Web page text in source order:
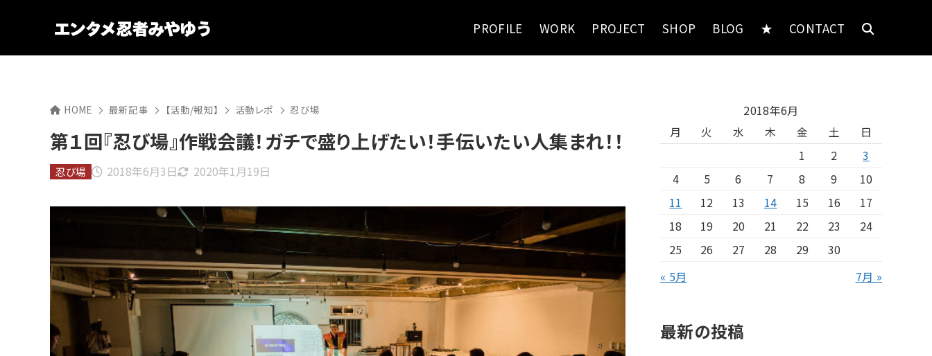
PROFILE WORK PROJECT SHOP BLOG ★ CONTACT
HOME 最新記事 【活動/報知】 活動レポ 忍び場
第１回『忍び場』作戦会議！ガチで盛り上げたい！手伝いたい人集まれ！！
2018年6月3日 2020年1月19日
忍び場
2018年6月
月
火 水 木 金 土
日
1
2
3
4
5 6 7 8 9
10
11
12 13 14 15 16
17
18
19 20 21 22 23
24
25
26 27 28 29
30
« 5月
7月 »
最新の投稿